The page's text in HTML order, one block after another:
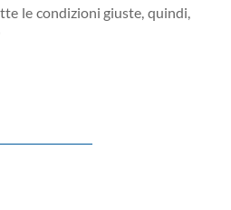
le condizioni giuste, quindi,